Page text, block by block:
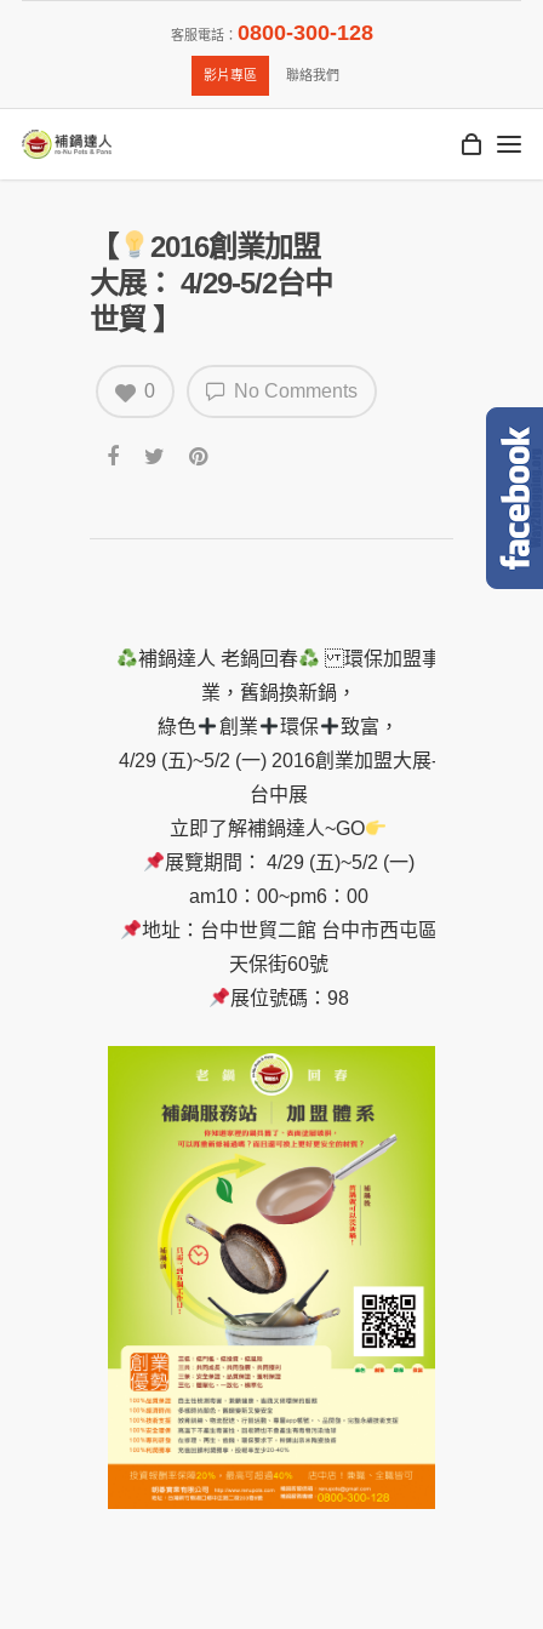
客服電話： 0800-300-128
影片專區 聯絡我們
【
2016創業加盟
大展： 4/29-5/2台中
世貿 】
No Comments
0
補鍋達人 老鍋回春
環保加盟事
業，舊鍋換新鍋，
綠色
創業 環保
致富，
4/29 (五)~5/2 (一) 2016創業加盟大展-
台中展
立即了解補鍋達人~GO
展覽期間： 4/29 (五)~5/2 (一)
am10：00~pm6：00
地址：台中世貿二館 台中市西屯區
天保街60號
展位號碼：98